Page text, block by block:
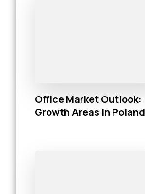
Office Market Outlook:
Growth Areas in Poland